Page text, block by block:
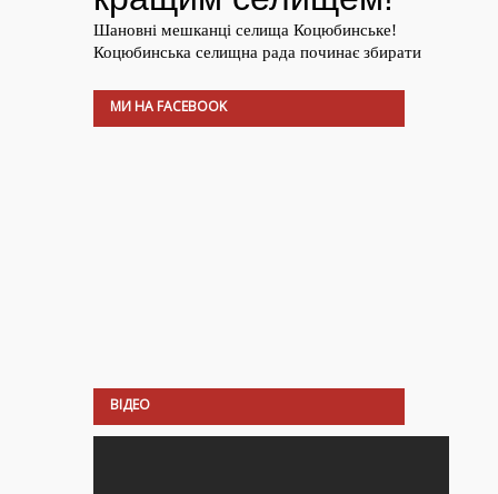
МИ НА FACEBOOK
ВІДЕО